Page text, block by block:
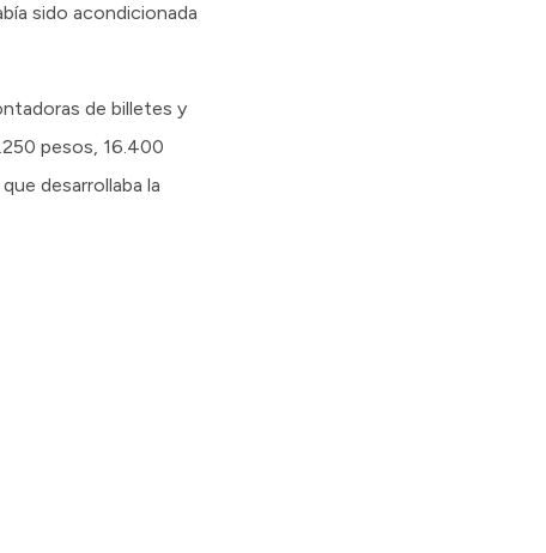
sido acondicionada
de billetes y
pesos, 16.400
desarrollaba la